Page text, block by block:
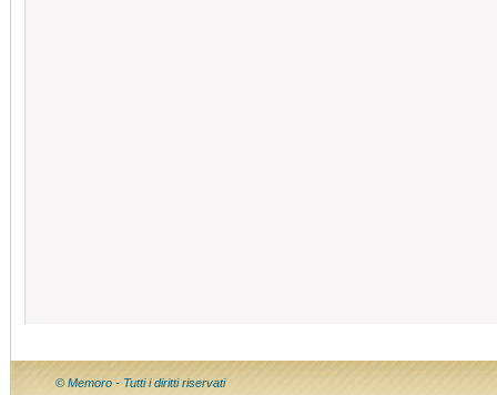
© Memoro - Tutti i diritti riservati